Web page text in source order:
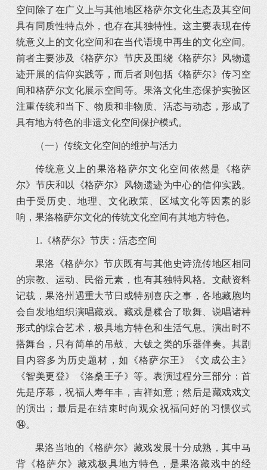
空间除了在广义上与其他地区格萨尔文化生态及其空间
具有同质性特点外，也存在其独特性。这主要表现在传
统意义上的文化空间和在当代语境中再生的文化空间。
前者主要涉及《格萨尔》节庆及围绕《格萨尔》风物遗
迹开展的信仰实践等，而后者则包括《格萨尔》传习空
间和格萨尔文化展示空间等。果洛文化生态保护实验区
注重传统和当下、物质和非物质、活态与动态，形成了
具有地方特色的非遗文化空间保护模式。
（一）传统文化空间的维护与活力
传统意义上的果洛格萨尔文化空间依然是《格萨
尔》节庆和以《格萨尔》风物遗迹为中心的信仰实践。
由于受历史、地理、文化政策、区域文化等因素的影
响，果洛格萨尔文化的传统文化空间有其地方特色。
1.《格萨尔》节庆：活态空间
果洛《格萨尔》节庆既有与其他史诗流传地区相同
的宗教、运动、民俗元素，也有其独特风格。文献资料
记载，果洛州遇重大节日或特别喜庆之事，各地藏胞均
会自发地组织演唱藏戏。藏戏是糅合了歌舞、说唱诸种
形式的综合艺术，极具地方特色和生活气息。演出时不
搭舞台，只有简单的吊鼓、大钹之类的乐器伴奏。其剧
目内容多为历史题材，如《格萨尔王》《文成公主》
《智美更登》《洛桑王子》等。表演过程分三部分：首
先是序幕，祝福人寿年丰，吉祥如意；然后是藏戏戏文
的演出；最后是在结束时向观众祝福问好的习惯仪式
⑭。
果洛当地的《格萨尔》藏戏发展十分成熟，其中马
背《格萨尔》藏戏极具地方特色，是果洛藏戏中的经